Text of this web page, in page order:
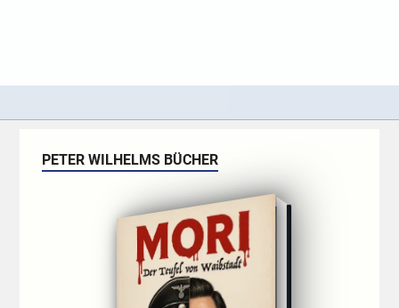
PETER WILHELMS BÜCHER